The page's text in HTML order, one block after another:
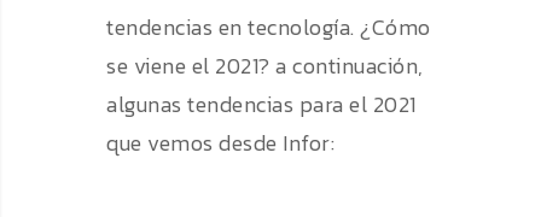
tendencias en tecnología. ¿Cómo
se viene el 2021? a continuación,
algunas tendencias para el 2021
que vemos desde Infor: